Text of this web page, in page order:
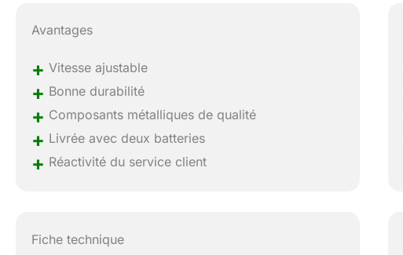
Avantages
+ Vitesse ajustable
+ Bonne durabilité
+ Composants métalliques de qualité
+ Livrée avec deux batteries
+ Réactivité du service client
Fiche technique